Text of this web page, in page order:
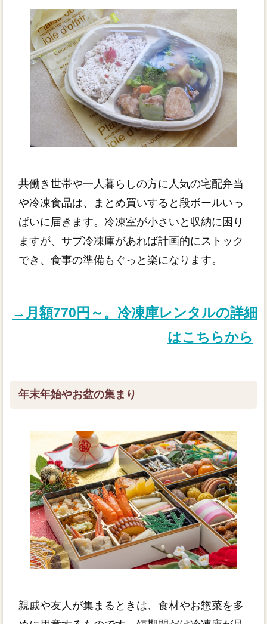
共働き世帯や一人暮らしの方に人気の宅配弁当
や冷凍食品は、まとめ買いすると段ボールいっ
ぱいに届きます。冷凍室が小さいと収納に困り
ますが、サブ冷凍庫があれば計画的にストック
でき、食事の準備もぐっと楽になります。
→月額770円～。冷凍庫レンタルの詳細
はこちらから
年末年始やお盆の集まり
親戚や友人が集まるときは、食材やお惣菜を多